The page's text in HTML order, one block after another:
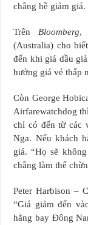
chẳng hề giảm giá.
Trên Bloomberg,
(Australia) cho
đến khi giá dầu
hưởng giá vé thấp
Còn George
Airfarewatchdog
chỉ có đến từ các
Nga. Nếu khách
giá. “Họ sẽ
chẳng làm thế
Peter Harbison –
“Giá giảm đến
hãng bay Đông